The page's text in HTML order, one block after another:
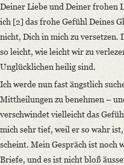
Deiner Liebe und Deiner frohen
ich [2] das frohe Gefühl Deines
nicht, Dich in mich zu versetzen.
so leicht, wie leicht wir zu
Unglücklichen heilig sind.
Ich werde nun fast ängstlich
Mittheilungen zu benehmen –
verschwindet vielleicht das
mich sehr tief, weil er so wahr ist
scheint. Mein Gespräch ist noch
Briefe, und es ist nicht bloß